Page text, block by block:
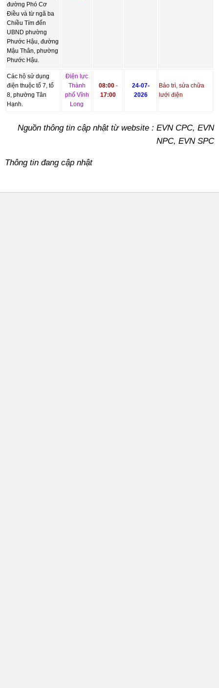
đường Phó Cơ
Điều và từ ngã ba
Chiều Tím đến
UBND phường
Phước Hậu, đường
Mậu Thân, phường
Phước Hậu.
Các hộ sử dụng
điện thuộc tổ 7, tổ
8, phường Tân
Hạnh.
Điện lực
Thành
phố Vĩnh
Long
08:00-
17:00
24-07-
2026
Bảo trì, sửa chữa
lưới điện
Nguồn thông tin cập nhật từ website : EVN CPC, EVN
NPC, EVN SPC
Thông tin đang cập nhật